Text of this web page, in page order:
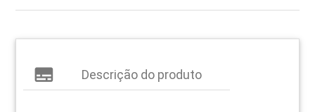
subtitles Descrição do produto